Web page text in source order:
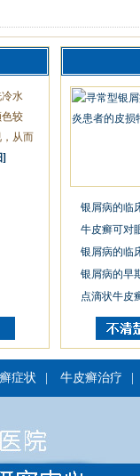
水
较
从而
]
银屑病的临
牛皮癣可对
银屑病的临
银屑病的早
点滴状牛皮
症状 牛皮癣治疗